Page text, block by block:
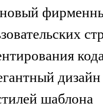
новый
дизайн
шаблона